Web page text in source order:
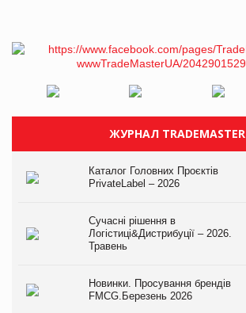
ЖУРНАЛ TRADEMASTER
Каталог Головних Проєктів
PrivateLabel – 2026
Сучасні рішення в
Логістиці&Дистрибуції – 2026.
Травень
Новинки. Просування брендів
FMCG.Березень 2026